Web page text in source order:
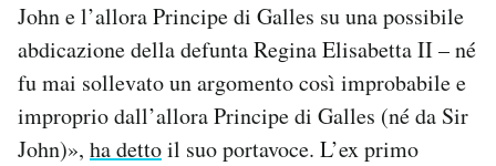
John e l’allora Principe di Galles su una possibile
abdicazione della defunta Regina Elisabetta II – né
fu mai sollevato un argomento così improbabile e
improprio dall’allora Principe di Galles (né da Sir
John)», ha dettoil suo portavoce. L’ex primo